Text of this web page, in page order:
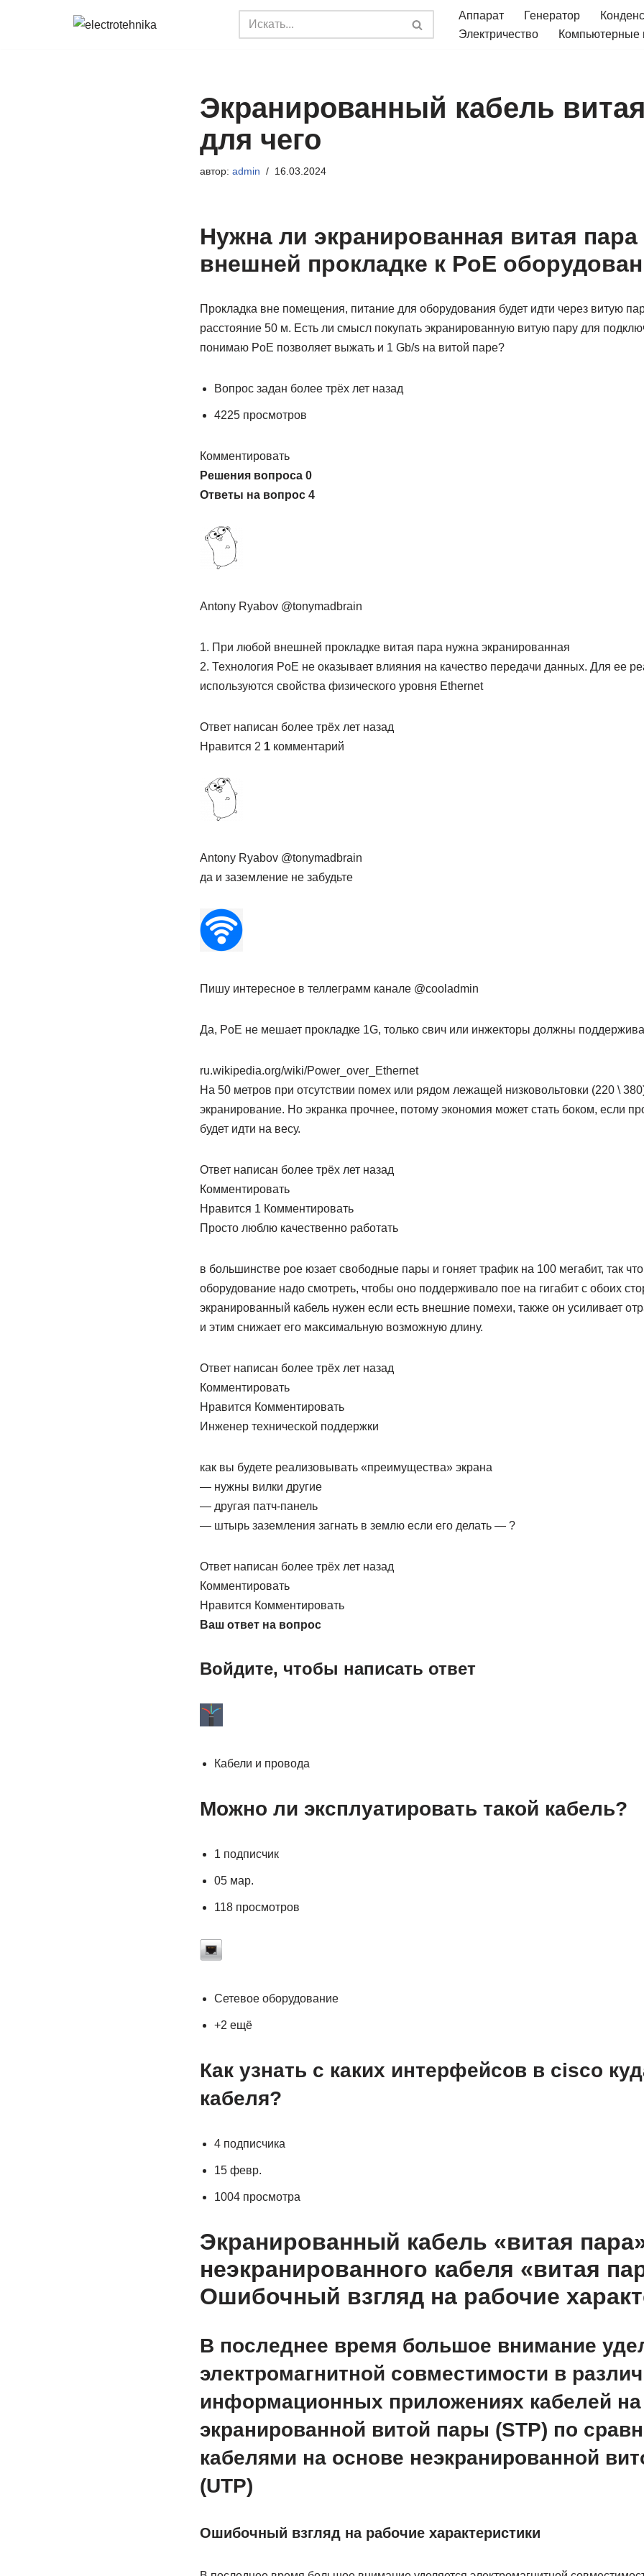
Аппарат Генератор
Электричество
Компьютерные
Экранированный кабель
для чего
автор: admin 16.03.2024
Нужна ли экранированная витая пара
внешней прокладке к PoE
Прокладка вне помещения, питание для оборудования будет идти через витую
расстояние 50 м. Есть ли смысл покупать экранированную витую пару для
понимаю PoE позволяет выжать и 1 Gb/s на витой паре?
Вопрос задан более трёх лет назад
4225 просмотров
Комментировать
Решения вопроса 0
Ответы на вопрос 4
Antony Ryabov @tonymadbrain
1. При любой внешней прокладке витая пара нужна экранированная
2. Технология PoE не оказывает влияния на качество передачи данных. Для ее
используются свойства физического уровня Ethernet
Ответ написан более трёх лет назад
Нравится 2 1комментарий
Antony Ryabov @tonymadbrain
да и заземление не забудьте
Пишу интересное в теллеграмм канале @cooladmin
Да, PoE не мешает прокладке 1G, только свич или инжекторы должны
ru.wikipedia.org/wiki/Power_over_Ethernet
На 50 метров при отсутствии помех или рядом лежащей низковольтовки (220 \
экранирование. Но экранка прочнее, потому экономия может стать боком, если
будет идти на весу.
Ответ написан более трёх лет назад
Комментировать
Нравится 1 Комментировать
Просто люблю качественно работать
в большинстве poe юзает свободные пары и гоняет трафик на 100 мегабит, так
оборудование надо смотреть, чтобы оно поддерживало пое на гигабит с обоих
экранированный кабель нужен если есть внешние помехи, также он усиливает
и этим снижает его максимальную возможную длину.
Ответ написан более трёх лет назад
Комментировать
Нравится Комментировать
Инженер технической поддержки
как вы будете реализовывать «преимущества» экрана
— нужны вилки другие
— другая патч-панель
— штырь заземления загнать в землю если его делать — ?
Ответ написан более трёх лет назад
Комментировать
Нравится Комментировать
Ваш ответ на вопрос
Войдите, чтобы написать ответ
Кабели и провода
Можно ли эксплуатировать такой кабель?
1 подписчик
05 мар.
118 просмотров
Сетевое оборудование
+2 ещё
Как узнать с каких интерфейсов в cisco
кабеля?
4 подписчика
15 февр.
1004 просмотра
Экранированный кабель «витая
неэкранированного кабеля «витая
Ошибочный взгляд на рабочие
В последнее время большое внимание
электромагнитной совместимости в
информационных приложениях кабелей на
экранированной витой пары (STP) по
кабелями на основе неэкранированной
(UTP)
Ошибочный взгляд на рабочие характеристики